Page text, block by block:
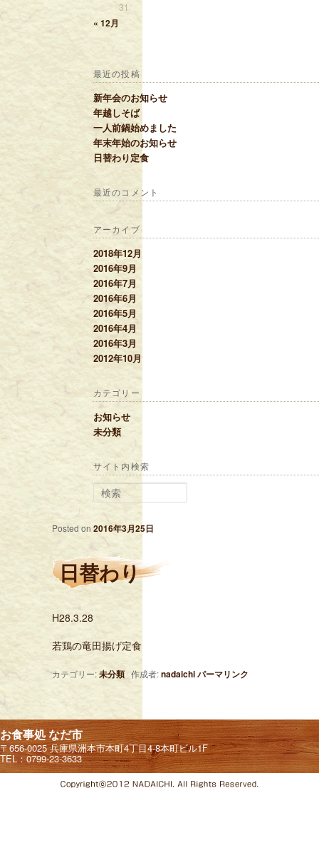
31
« 12月
最近の投稿
新年会のお知らせ
年越しそば
一人前鍋始めました
年末年始のお知らせ
日替わり定食
最近のコメント
アーカイブ
2018年12月
2016年9月
2016年7月
2016年6月
2016年5月
2016年4月
2016年3月
2012年10月
カテゴリー
お知らせ
未分類
サイト内検索
検索
日替わり
Posted on2016年3月25日
H28.3.28
若鶏の竜田揚げ定食
カテゴリー:未分類作成者:nadaichiパーマリンク
お食事処 なだ市
〒656-0025 兵庫県洲本市本町4丁目4-8本町ビル1F
TEL：0799-23-3633